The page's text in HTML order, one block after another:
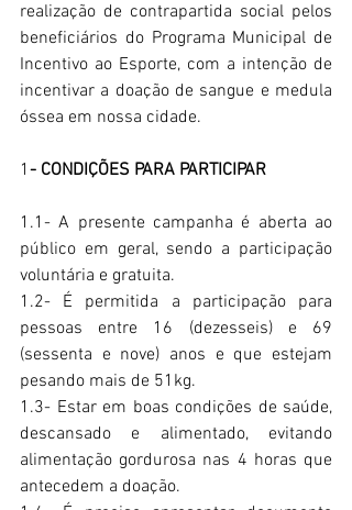
realização de contrapartida social pelos
beneficiários do Programa Municipal de
Incentivo ao Esporte, com a intenção de
incentivar a doação de sangue e medula
óssea em nossa cidade.
1 - CONDIÇÕES PARA PARTICIPAR
1.1- A presente campanha é aberta ao
público em geral, sendo a participação
voluntária e gratuita.
1.2- É permitida a participação para
pessoas entre 16 (dezesseis)
(sessenta e nove) anos e que estejam
pesando mais de 51kg.
1.3- Estar em boas condições de saúde,
descansado e alimentado, evitando
alimentação gordurosa nas 4 horas que
antecedem a doação.